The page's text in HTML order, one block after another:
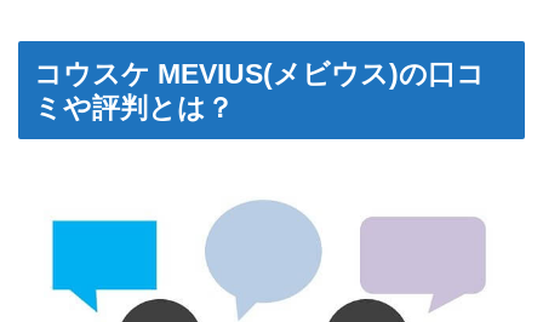
コウスケ MEVIUS(メビウス)の口コ
ミや評判とは？